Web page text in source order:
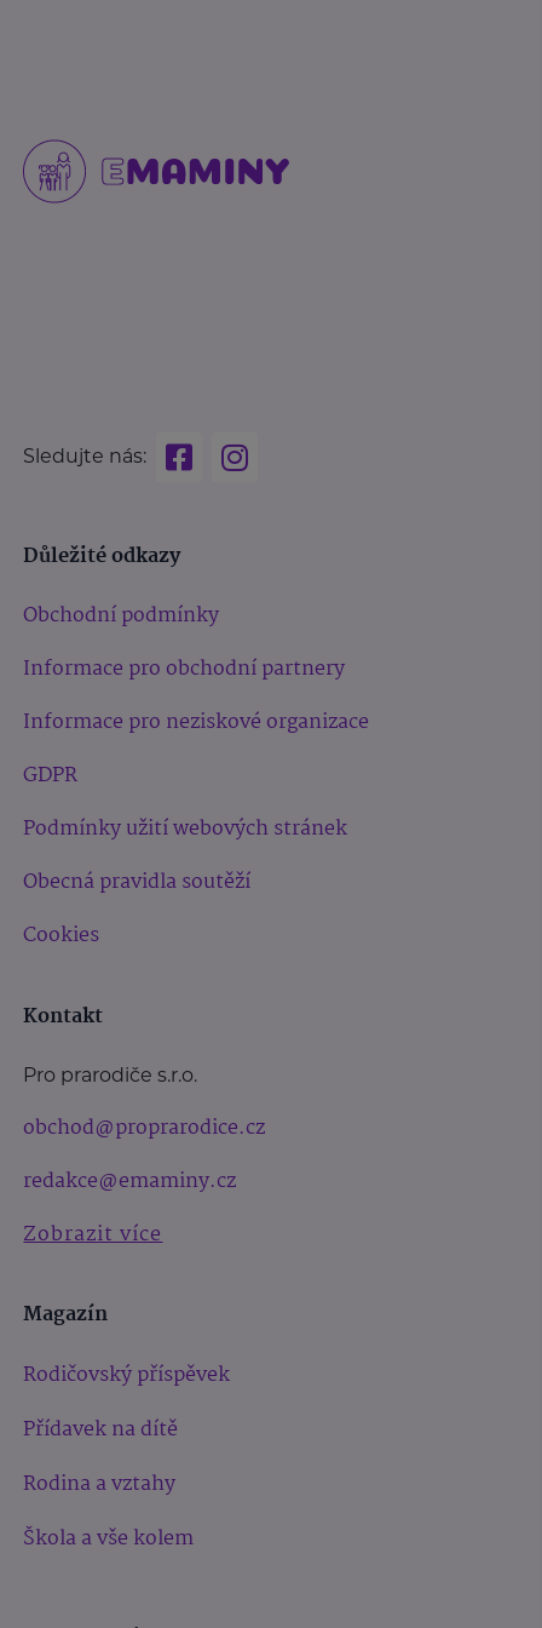
Sledujte nás:
Důležité odkazy
Obchodní podmínky
Informace pro obchodní partnery
Informace pro neziskové organizace
GDPR
Podmínky užití webových stránek
Obecná pravidla soutěží
Cookies
Kontakt
Pro prarodiče s.r.o.
obchod@proprarodice.cz
redakce@emaminy.cz
Zobrazit více
Magazín
Rodičovský příspěvek
Přídavek na dítě
Rodina a vztahy
Škola a vše kolem